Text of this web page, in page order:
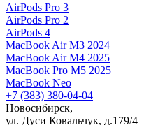
AirPods Pro 3
AirPods Pro 2
AirPods 4
MacBook Air M3 2024
MacBook Air M4 2025
MacBook Pro M5 2025
MacBook Neo
+7 (383) 380-04-04
Новосибирск,
ул. Дуси Ковальчук, д.179/4